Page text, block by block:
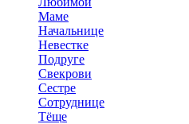
Маме
Начальнице
Невестке
Подруге
Свекрови
Сестре
Сотруднице
Тёще